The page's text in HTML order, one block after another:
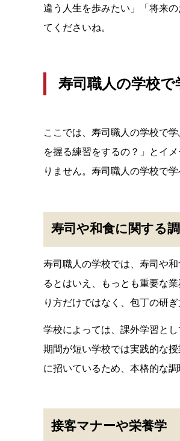
違う人生を歩みたい」「将来
てくださいね。
寿司職人の学校で
ここでは、寿司職人の学校で
を握る練習をするの？」とイ
りません。寿司職人の学校で
寿司や和食に関する
寿司職人の学校では、寿司や
るとはいえ、もっとも重要な
り方だけではなく、包丁の研
学校によっては、課外学習と
期間が短い学校では実践的な
に招いているため、本格的な
接客マナーや栄養学